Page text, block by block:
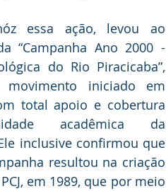
essa ação, levou ao
“Campanha Ano 2000 -
do Rio Piracicaba”,
iniciado em
total apoio e cobertura
acadêmica da
Ele inclusive confirmou que
resultou na criação
em 1989, que por meio